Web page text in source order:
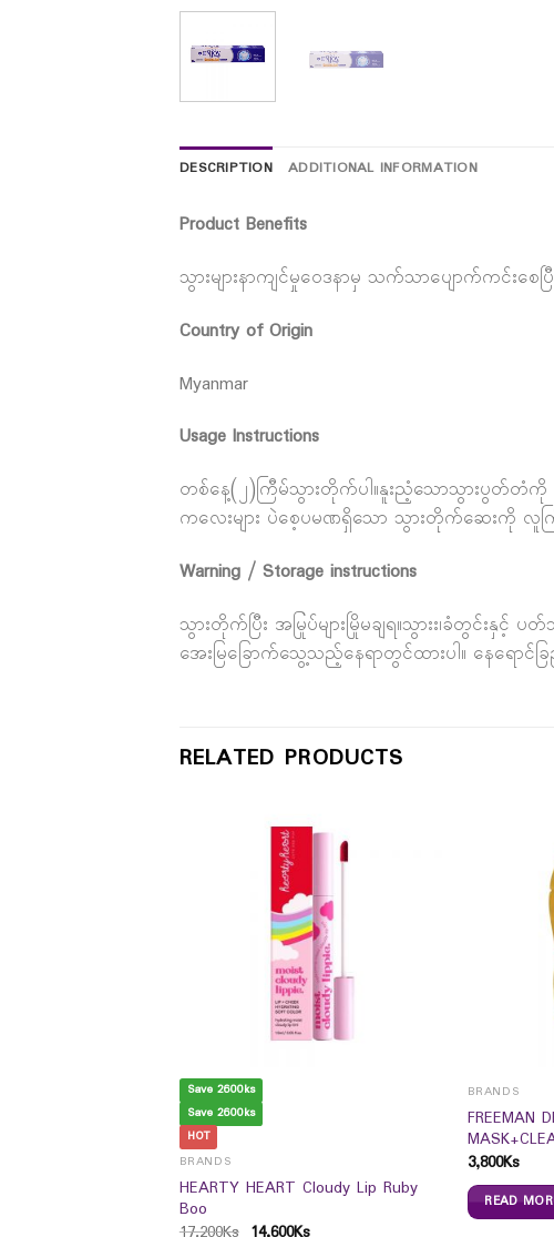
DESCRIPTION ADDITIONAL INFORMATION
Product Benefits
သွားများနာကျင်မှု၀ေဒနာမှ သက်သာပျောက်ကင်းစ
Country of Origin
Myanmar
Usage Instructions
တစ်နေ့(၂)ကြီမ်သွားတိုက်ပါ။နူးညံ့သောသွားပွတ်တံ
ကလေးများ ပဲစေ့ပမဏရှိသော သွားတိုက်ဆေးကို လူကြီ
Warning / Storage instructions
သွားတိုက်ပြီး အမြုပ်များမြိုမချရ။သွားး၊ခံတွင်းနှ
အေးမြခြောက်သွေ့သည့်နေရာတွင်ထားပါ။ နေရော
RELATED PRODUCTS
Save 2600ks
Save 2600ks
HOT
BRANDS
HEARTY HEART Cloudy Lip Ruby
Boo
BRANDS
FREEMAN
3,800Ks
READ